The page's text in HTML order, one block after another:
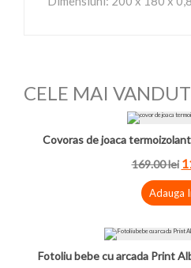
CELE MAI
Covoras de joaca
169.00lei
Adauga
Fotoliu bebe cu arcada Print